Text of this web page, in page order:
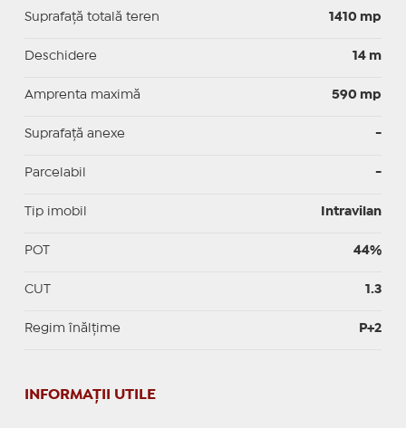
Suprafață totală teren 1410 mp
Deschidere 14 m
Amprenta maximă 590 mp
Suprafață anexe -
Parcelabil -
Tip imobil Intravilan
POT 44%
CUT 1.3
Regim înălțime P+2
INFORMAŢII UTILE